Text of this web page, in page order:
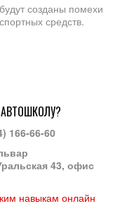
созданы помехи
средств.
166-66-60
43, офис
навыкам онлайн